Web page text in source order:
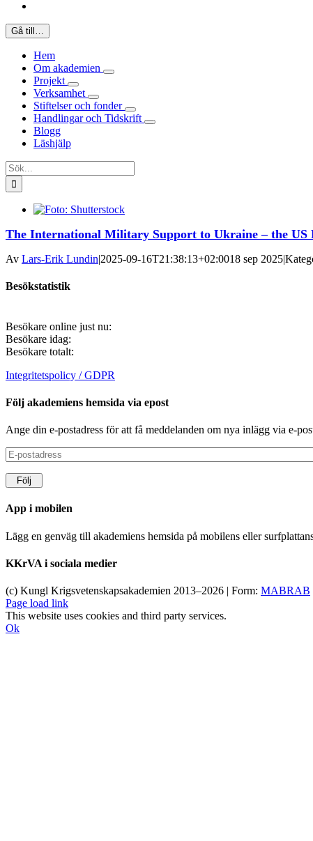
Gå till…
Hem
Om akademien
Projekt
Verksamhet
Stiftelser och fonder
Handlingar och Tidskrift
Blogg
Läshjälp
Sök
efter:
The International Military Support to Ukraine – the US
Av Lars-Erik Lundin|2025-09-16T21:38:13+02:0018 sep 2025|
Besökstatistik
Besökare online just nu:
Besökare idag:
Besökare totalt:
Integritetspolicy / GDPR
Följ akademiens hemsida via epost
Ange din e-postadress för att få meddelanden om nya inlägg via e-
E-
postadress
Följ
App i mobilen
Lägg en genväg till akademiens hemsida på mobilens eller
KKrVA i sociala medier
(c) Kungl Krigsvetenskapsakademien 2013–2026 | Form: MABRAB
Page load link
This website uses cookies and third party services.
Ok